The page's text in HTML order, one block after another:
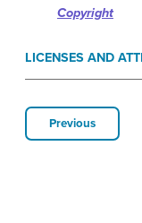
Copyright
LICENSES AND
Previous